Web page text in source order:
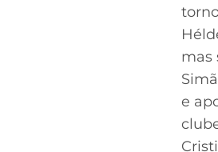
mas
e